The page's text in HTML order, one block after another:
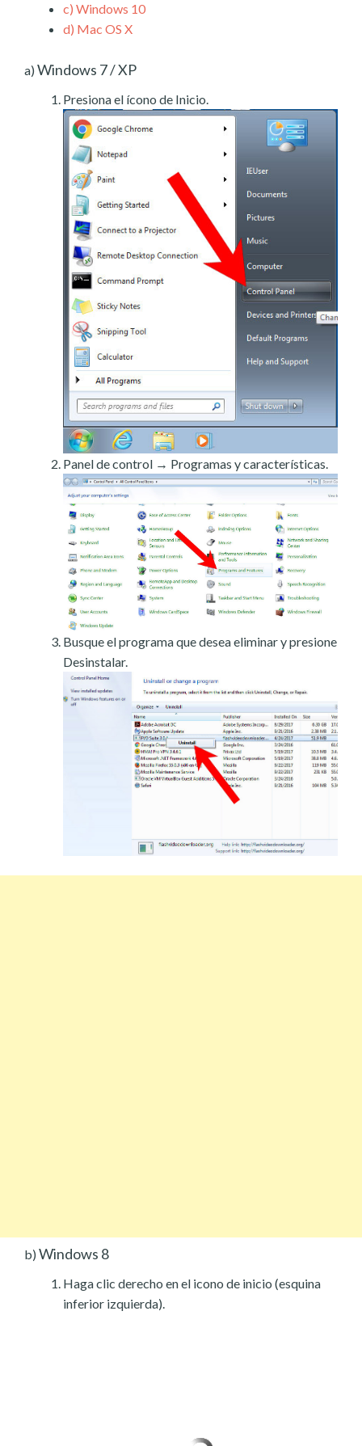
c) Windows 10
d) Mac OS X
a) Windows 7 / XP
Presiona el ícono de Inicio.
Panel de control → Programas y características.
Busque el programa que desea eliminar y presione
Desinstalar.
b) Windows 8
Haga clic derecho en el icono de inicio (esquina
inferior izquierda).